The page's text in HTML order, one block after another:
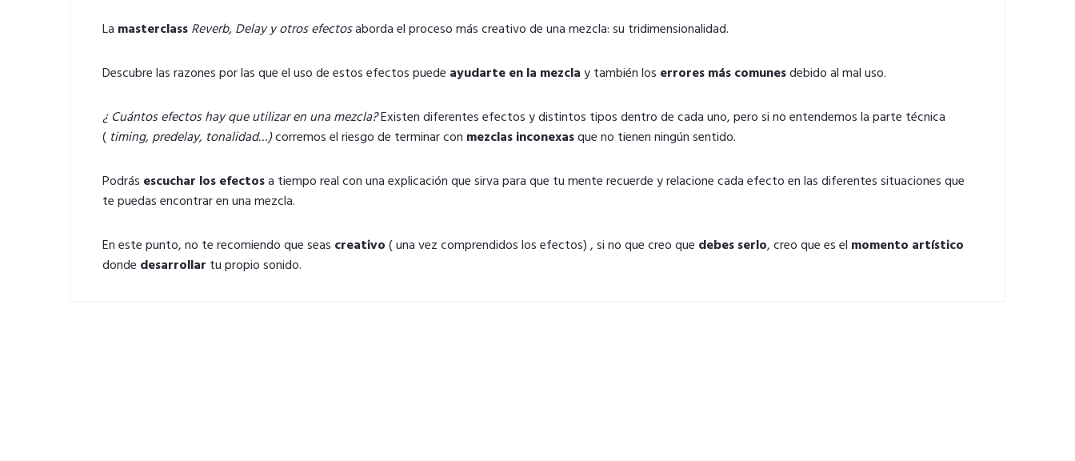
La masterclassReverb, Delay y otros efectosaborda el proceso más creativo de una mezcla: su tridimensionalidad.
Descubre las razones por las que el uso de estos efectos puede ayudarte en la mezclay también los errores más comunesdebido al mal uso.
¿ Cuántos efectos hay que utilizar en una mezcla?Existen diferentes efectos y distintos tipos dentro de cada uno, pero si no entendemos la parte técnica
( timing, predelay, tonalidad…)corremos el riesgo de terminar con mezclas inconexasque no tienen ningún sentido.
Podrás escuchar los efectosa tiempo real con una explicación que sirva para que tu mente recuerde y relacione cada efecto en las diferentes situaciones que
te puedas encontrar en una mezcla.
En este punto, no te recomiendo que seas creativo( una vez comprendidos los efectos) , si no que creo que debes serlo, creo que es el momento artístico
donde desarrollar tu propio sonido.